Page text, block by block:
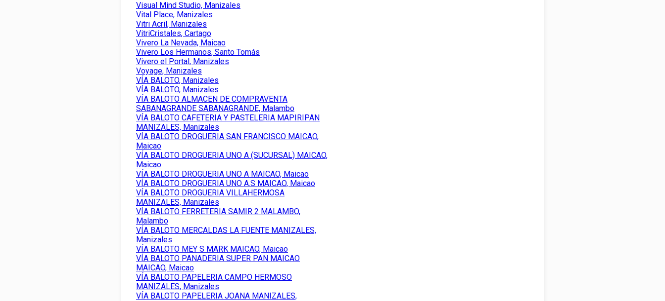
Visual Mind Studio, Manizales
Vital Place, Manizales
Vitri Acril, Manizales
VitriCristales, Cartago
Vivero La Nevada, Maicao
Vivero Los Hermanos, Santo Tomás
Vivero el Portal, Manizales
Voyage, Manizales
VÍA BALOTO, Manizales
VÍA BALOTO, Manizales
VÍA BALOTO ALMACEN DE COMPRAVENTA
SABANAGRANDE SABANAGRANDE, Malambo
VÍA BALOTO CAFETERIA Y PASTELERIA MAPIRIPAN
MANIZALES, Manizales
VÍA BALOTO DROGUERIA SAN FRANCISCO MAICAO,
Maicao
VÍA BALOTO DROGUERIA UNO A (SUCURSAL) MAICAO,
Maicao
VÍA BALOTO DROGUERIA UNO A MAICAO, Maicao
VÍA BALOTO DROGUERIA UNO A.S MAICAO, Maicao
VÍA BALOTO DROGUERIA VILLAHERMOSA
MANIZALES, Manizales
VÍA BALOTO FERRETERIA SAMIR 2 MALAMBO,
Malambo
VÍA BALOTO MERCALDAS LA FUENTE MANIZALES,
Manizales
VÍA BALOTO MEY S MARK MAICAO, Maicao
VÍA BALOTO PANADERIA SUPER PAN MAICAO
MAICAO, Maicao
VÍA BALOTO PAPELERIA CAMPO HERMOSO
MANIZALES, Manizales
VÍA BALOTO PAPELERIA JOANA MANIZALES,